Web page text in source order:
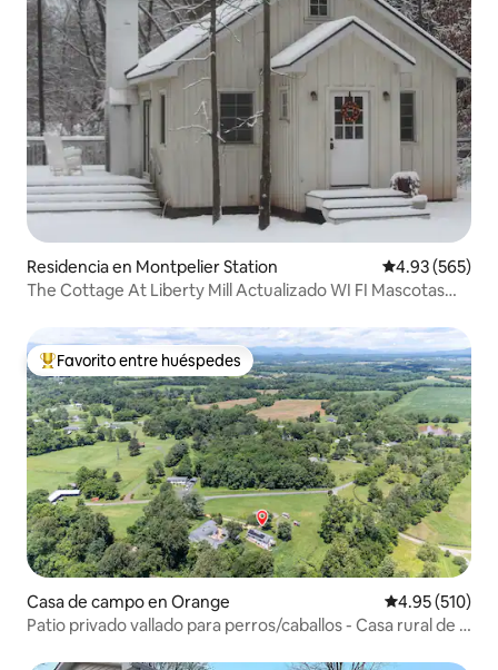
Residencia en Montpelier Station Calificación
4.93 (565)
The Cottage At Liberty Mill Actualizado WI FI Mascotas
De los mejores en Favorito entre huéspedes
Favorito entre huéspedes
Casa de campo en Orange Calificación
4.95 (510)
Patio privado vallado para perros/caballos - Casa rural de 2